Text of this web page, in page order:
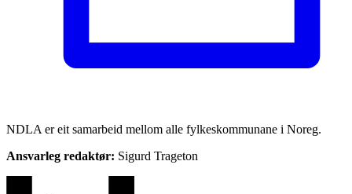
NDLA er eit samarbeid mellom alle fylkeskommunane i Noreg.
Ansvarleg redaktør: Sigurd Trageton